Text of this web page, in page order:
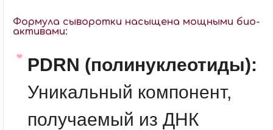
Формула сыворотки насыщена мощными био-
активами:
PDRN (полинуклеотиды):
Уникальный компонент,
получаемый из ДНК